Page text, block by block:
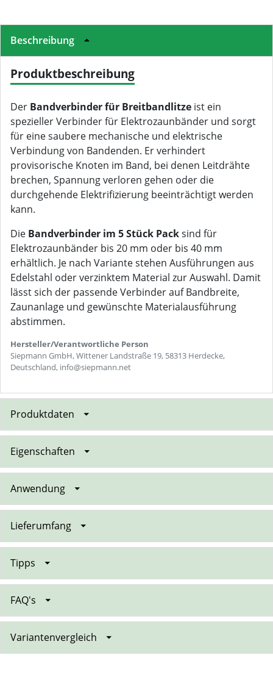
Beschreibung
Produktbeschreibung
Der Bandverbinder für Breitbandlitze ist ein
spezieller Verbinder für Elektrozaunbänder und sorgt
für eine saubere mechanische und elektrische
Verbindung von Bandenden. Er verhindert
provisorische Knoten im Band, bei denen Leitdrähte
brechen, Spannung verloren gehen oder die
durchgehende Elektrifizierung beeinträchtigt werden
kann.
Die Bandverbinder im 5 Stück Packsind für
Elektrozaunbänder bis 20 mm oder bis 40 mm
erhältlich. Je nach Variante stehen Ausführungen aus
Edelstahl oder verzinktem Material zur Auswahl. Damit
lässt sich der passende Verbinder auf Bandbreite,
Zaunanlage und gewünschte Materialausführung
abstimmen.
Hersteller/Verantwortliche Person
Siepmann GmbH, Wittener Landstraße 19, 58313 Herdecke,
Deutschland, info@siepmann.net
Produktdaten
Eigenschaften
Anwendung
Lieferumfang
Tipps
FAQ's
Variantenvergleich